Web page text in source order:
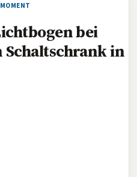
bei
Schaltschrank in